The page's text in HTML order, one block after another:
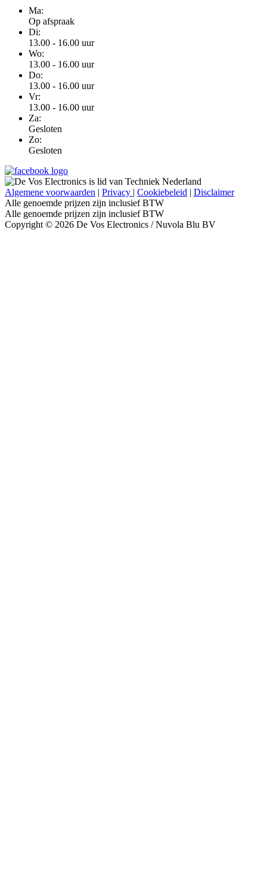
Ma:
Op afspraak
Di:
13.00 - 16.00 uur
Wo:
13.00 - 16.00 uur
Do:
13.00 - 16.00 uur
Vr:
13.00 - 16.00 uur
Za:
Gesloten
Zo:
Gesloten
Algemene voorwaarden | Privacy | Cookiebeleid | Disclaimer
Alle genoemde prijzen zijn inclusief BTW
Alle genoemde prijzen zijn inclusief BTW
Copyright © 2026 De Vos Electronics / Nuvola Blu BV